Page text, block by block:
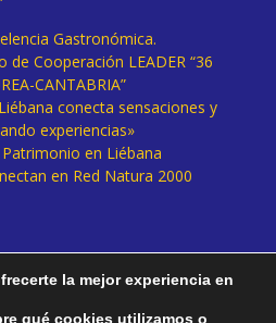
Gastronómica.
Cooperación LEADER “36
CANTABRIA”
conecta sensaciones y
experiencias»
en Liébana
en Red Natura 2000
la mejor experiencia en
qué cookies utilizamos o